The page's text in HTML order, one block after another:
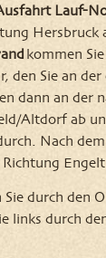
Lauf-
Hersbruck
kommen
den Sie an
dann an der
Altdorf ab
Nach
Sie durch den
links durch